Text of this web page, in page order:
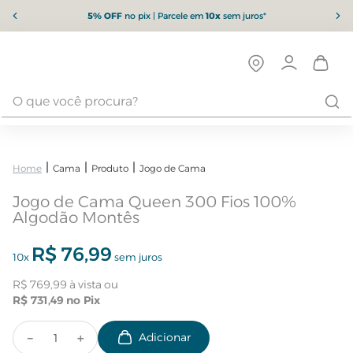
5% OFFno pix | Parcele em10xsem juros*
Cama Produto Jogo de Cama
Jogo de Cama Queen 300 Fios 100%
Algodão Montês
10x R$ 76,99 sem juros
R$ 769,99
R$ 731,49
＋
－